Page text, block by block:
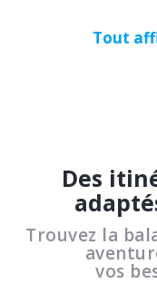
Tout
Des
Trouvez la
vos